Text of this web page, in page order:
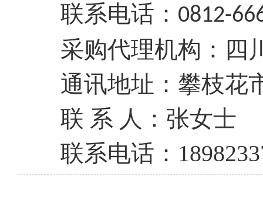
联系电话： 0812-
采购代理机构：四
通讯地址：攀枝花
联 系 人：张女士
联系电话：